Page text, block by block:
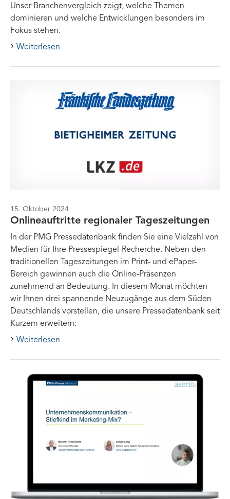
Unser Branchenvergleich zeigt, welche Themen
dominieren und welche Entwicklungen besonders im
Fokus stehen.
Weiterlesen
15. Oktober 2024
Onlineauftritte regionaler Tageszeitungen
In der PMG Pressedatenbank finden Sie eine Vielzahl von
Medien für Ihre Pressespiegel-Recherche. Neben den
traditionellen Tageszeitungen im Print- und ePaper-
Bereich gewinnen auch die Online-Präsenzen
zunehmend an Bedeutung. In diesem Monat möchten
wir Ihnen drei spannende Neuzugänge aus dem Süden
Deutschlands vorstellen, die unsere Pressedatenbank seit
Kurzem erweitern:
Weiterlesen